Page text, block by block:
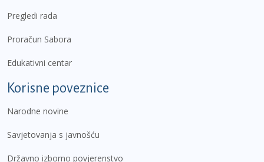
Pregledi rada
Proračun Sabora
Edukativni centar
Korisne poveznice
Narodne novine
Savjetovanja s javnošću
Državno izborno povjerenstvo